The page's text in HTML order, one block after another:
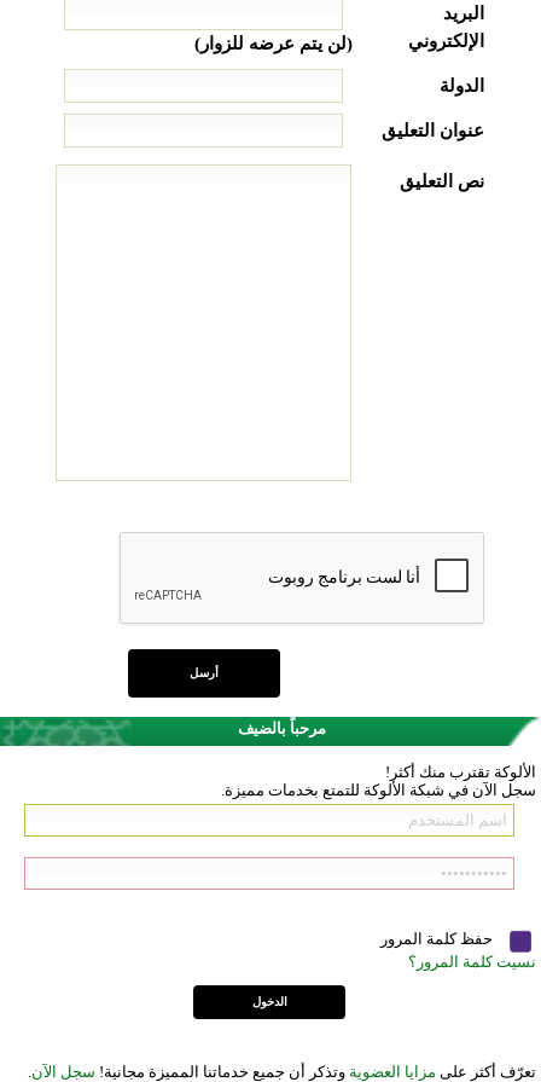
البريد
الإلكتروني
(لن يتم عرضه للزوار)
الدولة
عنوان التعليق
نص التعليق
مرحباً بالضيف
الألوكة تقترب منك أكثر!
سجل الآن في شبكة الألوكة للتمتع بخدمات مميزة.
حفظ كلمة المرور
نسيت كلمة المرور؟
تعرّف أكثر على مزايا العضوية وتذكر أن جميع خدماتنا المميزة مجانية! سجل الآن